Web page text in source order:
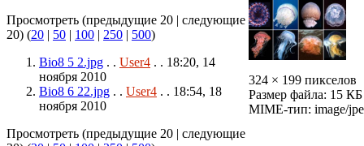
324 × 199 пикселов
Размер файла: 15 КБ
MIME-тип: image/
Просмотреть (предыдущие 20 | следующие
20) (20 | 50 | 100 | 250 | 500)
Bio8 5 2.jpg . . User4 . . 18:20, 14
ноября 2010
Bio8 6 22.jpg . . User4 . . 18:54, 18
ноября 2010
Просмотреть (предыдущие 20 | следующие